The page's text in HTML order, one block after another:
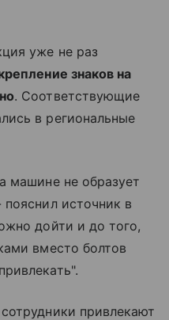
уже не раз
знаков на
. Соответствующие
в региональные
машине не образует
источник в
дойти и до того,
вместо болтов
привлекают